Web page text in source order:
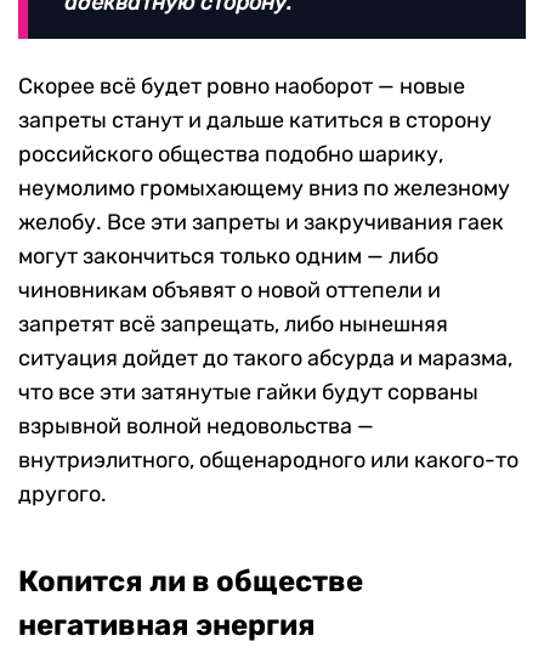
Скорее всё будет ровно наоборот — новые
запреты станут и дальше катиться в сторону
российского общества подобно шарику,
неумолимо громыхающему вниз по железному
желобу. Все эти запреты и закручивания гаек
могут закончиться только одним — либо
чиновникам объявят о новой оттепели и
запретят всё запрещать, либо нынешняя
ситуация дойдет до такого абсурда и маразма,
что все эти затянутые гайки будут сорваны
взрывной волной недовольства —
внутриэлитного, общенародного или какого-то
другого.
Копится ли в обществе
негативная энергия